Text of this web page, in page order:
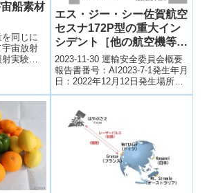
船素材
同じに
宇宙放射
実験と
い効果
いられ
軽い炭
等の複
する遮
いことを
エス・ジー・シー佐賀航空
セスナ172P型の重大イン
シデント［他の航空機等が
使用中の滑走路への着陸の
試み］(佐賀空港、令和4年
12月12日発生）
2023-11-30 運輸安全委員会概要
報告書番号：AI2023-7-1発生年月
日：2022年12月12日発生場所：
佐賀空港航空機種類：飛行機事